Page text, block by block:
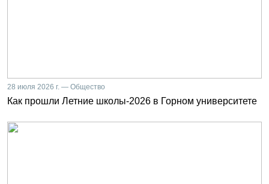
28 июля 2026 г. — Общество
Как прошли Летние школы-2026 в Горном университете